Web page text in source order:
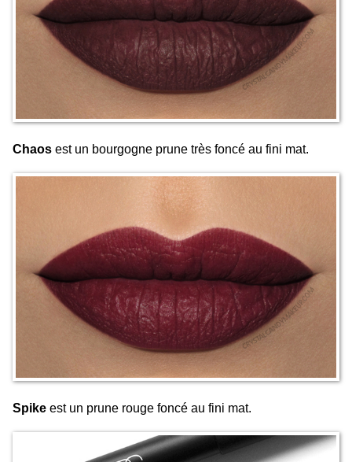
Chaos est un bourgogne prune très foncé au fini mat.
Spike est un prune rouge foncé au fini mat.